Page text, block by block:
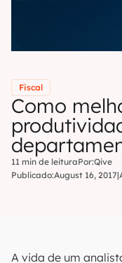
Fiscal
Como
11 min de leituraPor:Qive
Publicado:August 16, 2017|
A vida de um